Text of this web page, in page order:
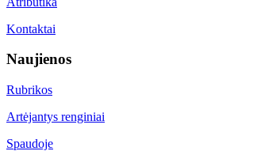
Kontaktai
Naujienos
Rubrikos
Artėjantys renginiai
Spaudoje